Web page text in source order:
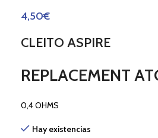
4,50€
CLEITO ASPIRE
REPLACEMENT
0,4 OHMS
Hay existencias